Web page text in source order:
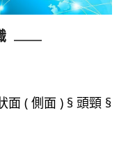
面 ( 側面 ) § 頭頸 §